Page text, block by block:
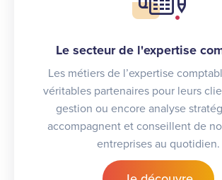
Le secteur de l'expertise
Les métiers de l’expertise
véritables partenaires pour leurs
gestion ou encore analyse
accompagnent et conseillent de
entreprises au quotidien.